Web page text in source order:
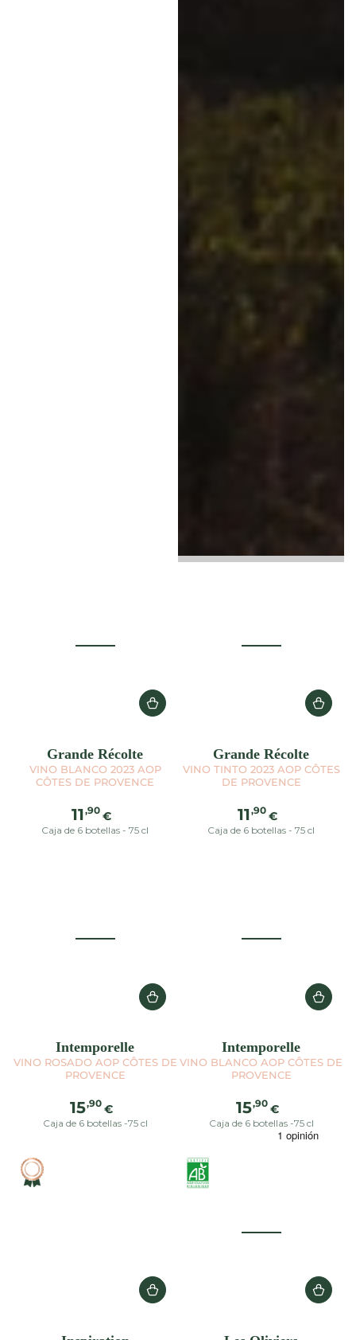
Grande Récolte
VINO BLANCO 2023 AOP
CÔTES DE PROVENCE
Precio
regular
11,90 €
Caja de 6 botellas - 75 cl
Grande Récolte
VINO TINTO 2023 AOP CÔTES
DE PROVENCE
Precio
regular
11,90 €
Caja de 6 botellas - 75 cl
Intemporelle
VINO ROSADO AOP CÔTES DE
PROVENCE
Precio
regular
15,90 €
Caja de 6 botellas -75 cl
Intemporelle
VINO BLANCO AOP CÔTES DE
PROVENCE
Precio
regular
15,90 €
Caja de 6 botellas -75 cl